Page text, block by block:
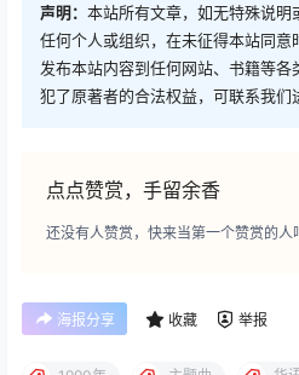
声明： 本站所有文章，如无特殊说明
任何个人或组织，在未征得本站同意
发布本站内容到任何网站、书籍等
犯了原著者的合法权益，可联系我们
点点赞赏，手留余香
还没有人赞赏，快来当第一个赞赏的人
海报分享 收藏 举报